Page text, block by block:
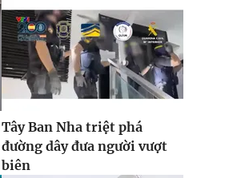
Tây Ban Nha triệt phá
đường dây đưa người vượt
biên